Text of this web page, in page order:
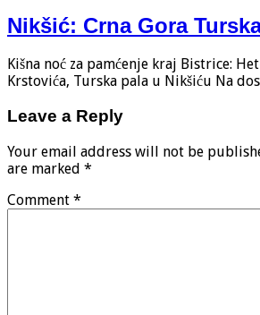
Nikšić: Crna Gora
Kišna noć za pamćenje kraj Bistrice:
Krstovića, Turska pala u Nikšiću Na
Leave a Reply
Your email address will not be
are marked *
Comment *